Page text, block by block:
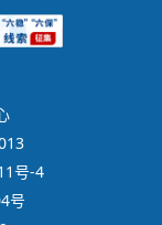
号-4
号